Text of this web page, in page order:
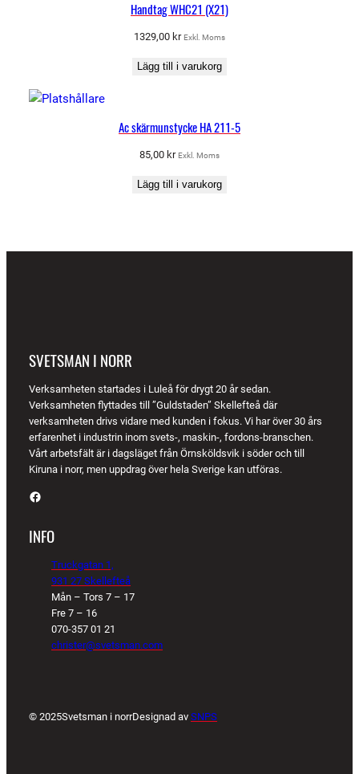
Handtag WHC21 (X21)
1329,00 kr Exkl. Moms
Lägg till i varukorg
Ac skärmunstycke HA 211-5
85,00 kr Exkl. Moms
Lägg till i varukorg
SVETSMAN I NORR
Verksamheten startades i Luleå för drygt 20 år sedan.
Verksamheten flyttades till ”Guldstaden” Skellefteå där
verksamheten drivs vidare med kunden i fokus. Vi har över 30 års
erfarenhet i industrin inom svets-, maskin-, fordons-branschen.
Vårt arbetsfält är i dagsläget från Örnsköldsvik i söder och till
Kiruna i norr, men uppdrag över hela Sverige kan utföras.
Facebook
INFO
Truckgatan 1,
931 27 Skellefteå
Mån – Tors 7 – 17
Fre 7 – 16
070-357 01 21
christer@svetsman.com
© 2025Svetsman i norrDesignad av SNPS